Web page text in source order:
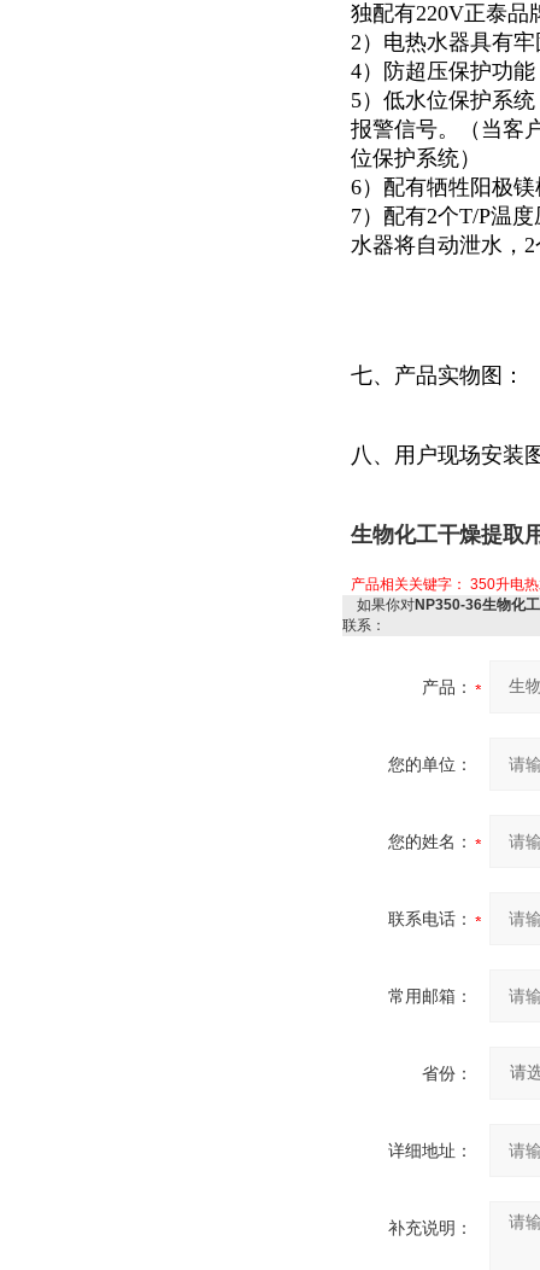
独配有220V正泰品
2）电热水器具有
4）防超压保护功
5）低水位保护系
报警信号。（当客
位保护系统）
6）配有牺牲阳极
7）配有2个T/P温
水器将自动泄水，
七、产品实物图：
八、用户现场安装
生物化工干燥提取
产品相关关键字： 350升电
如果你对NP350-36生物化
联系：
产品：
您的单位：
您的姓名：
联系电话：
常用邮箱：
省份：
详细地址：
补充说明：